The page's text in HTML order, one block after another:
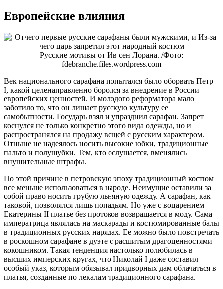
Европейские влияния
Русские мотивы от Ив сен Лорана. /Фото:
fdebranche.files.wordpress.com
Век национального сарафана попытался было оборвать Петр
I, какой целенаправленно боролся за внедрение в России
европейских ценностей. И молодого реформатора мало
заботило то, что он лишает русскую культуру ее
самобытности. Государь взял и упразднил сарафан. Запрет
коснулся не только конкретно этого вида одежды, но и
распространялся на продажу вещей с русским характером.
Отныне не надеялось носить высокие юбки, традиционные
пальто и полушубки. Тем, кто ослушается, вменялись
внушительные штрафы.
По этой причине в петровскую эпоху традиционный костюм
все меньше использоваться в народе. Неимущие оставили за
собой право носить грубую льняную одежду. А сарафан, как
таковой, позволялся лишь попадьям. Но уже с воцарением
Екатерины II платье без протоков возвращается в моду. Сама
императрица являлась на маскарады и костюмированные балы
в традиционных русских нарядах. Ее можно было повстречать
в роскошном сарафане в дуэте с расшитым драгоценностями
кокошником. Такая тенденция настолько полюбилась в
высших имперских кругах, что Николай I даже составил
особый указ, которым обязывал придворных дам облачаться в
платья, созданные по лекалам традиционного сарафана.